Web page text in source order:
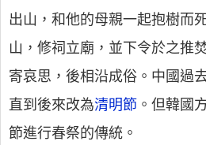
出山，和他的母親一起抱樹而
山，修祠立廟，並下令於之推
寄哀思，後相沿成俗。中國過
直到後來改為清明節 。但韓國
節進行春祭的傳統。